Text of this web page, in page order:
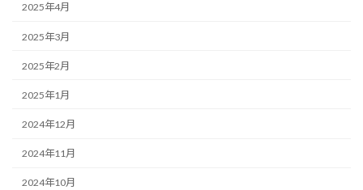
2025年4月
2025年3月
2025年2月
2025年1月
2024年12月
2024年11月
2024年10月